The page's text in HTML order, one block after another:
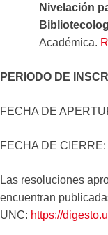
Nivelación
Académica.
PERIODO DE
FECHA DE
FECHA DE
Las resoluciones
encuentran
UNC: https://